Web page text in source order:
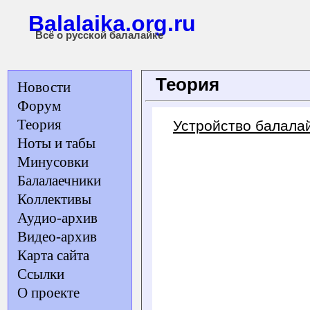
Balalaika.org.ru
Всё о русской балалайке
Новости
Форум
Теория
Ноты и табы
Минусовки
Балалаечники
Коллективы
Аудио-архив
Видео-архив
Карта сайта
Ссылки
О проекте
Теория
Устройство